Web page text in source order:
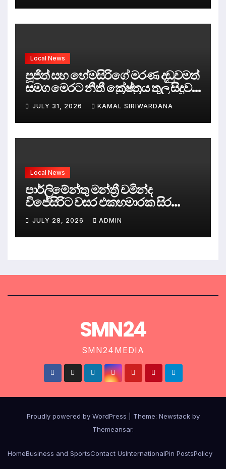
Local News
පූජිත් සහ හේමසිරිගේ මරණ දඩුවමත්
සමග මෙරට නීතී ක්‍රේෂ්ත්‍රය තුල සිදුව
ඇත්තේ කුමක්ද ?
JULY 31, 2026 KAMAL SIRIWARDANA
Local News
පාර්ලිමේන්තු මන්ත්‍රී චමින්ද
විජේසිරිට වසර එකහමාරක සිර
දඬුවම්.
JULY 28, 2026 ADMIN
SMN24
SMN24MEDIA
Proudly powered by WordPress Theme: Newstackby
Themeansar.
HomeBusiness and SportsContact UsInternationalPin PostsPolicy